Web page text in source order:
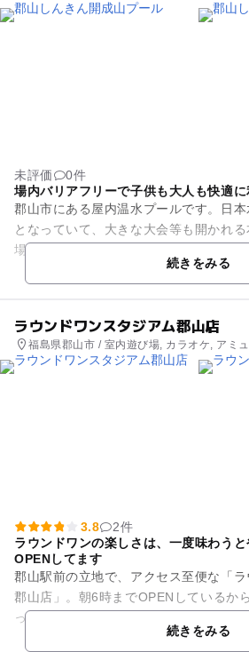
未評価
0件
場内バリアフリーで子供も大人も快適
郡山市にある屋内温水プールです。日
となっていて、大きな大会等も開かれる
場内は50mプールと25mプールがあり、
て泳ぐことができます。...続きをみる
ラウンドワンスタジアム郡山店
福島県郡山市 / 室内遊び場, カラオケ, アミ
3.8
2件
ラウンドワンの楽しさは、一度味わう
OPENしてます
郡山駅前の立地で、アクセス至便な「
郡山店」。朝6時までOPENしているか
った時や、週末はオールナイトで…とい
用されています。幅広い...続きをみる